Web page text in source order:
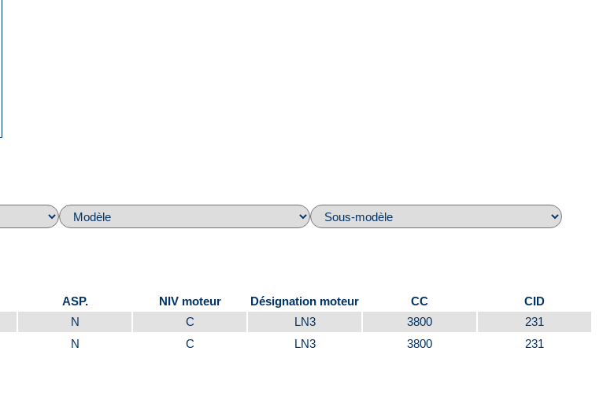
ASP. NIV moteur Désignation moteur CC CID
N C LN3 3800 231
N C LN3 3800 231